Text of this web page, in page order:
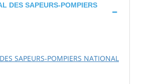
DES SAPEURS-POMPIERS
SAPEURS-POMPIERS NATIONAL